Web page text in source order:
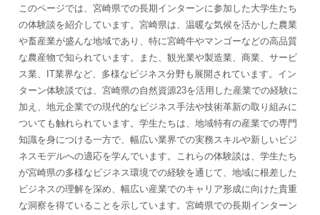
このページでは、宮崎県での長期インターンに参加した大学生たち
の体験談を紹介しています。宮崎県は、温暖な気候を活かした農業
や畜産業が盛んな地域であり、特に宮崎牛やマンゴーなどの高品質
な農産物で知られています。また、観光業や製造業、商業、サービ
ス業、IT業界など、多様なビジネス分野も展開されています。イン
ターン体験談では、宮崎県の自然資源23を活用した産業での経験に
加え、地元企業での現代的なビジネス手法や技術革新の取り組みに
ついても触れられています。学生たちは、地域特有の産業での専門
知識を身につける一方で、幅広い業界での実務スキルや新しいビジ
ネスモデルへの適応を学んでいます。これらの体験談は、学生たち
が宮崎県の多様なビジネス環境での経験を通じて、地域に根差した
ビジネスの理解を深め、幅広い産業でのキャリア形成に向けた貴重
な洞察を得ていることを示しています。宮崎県での長期インターン